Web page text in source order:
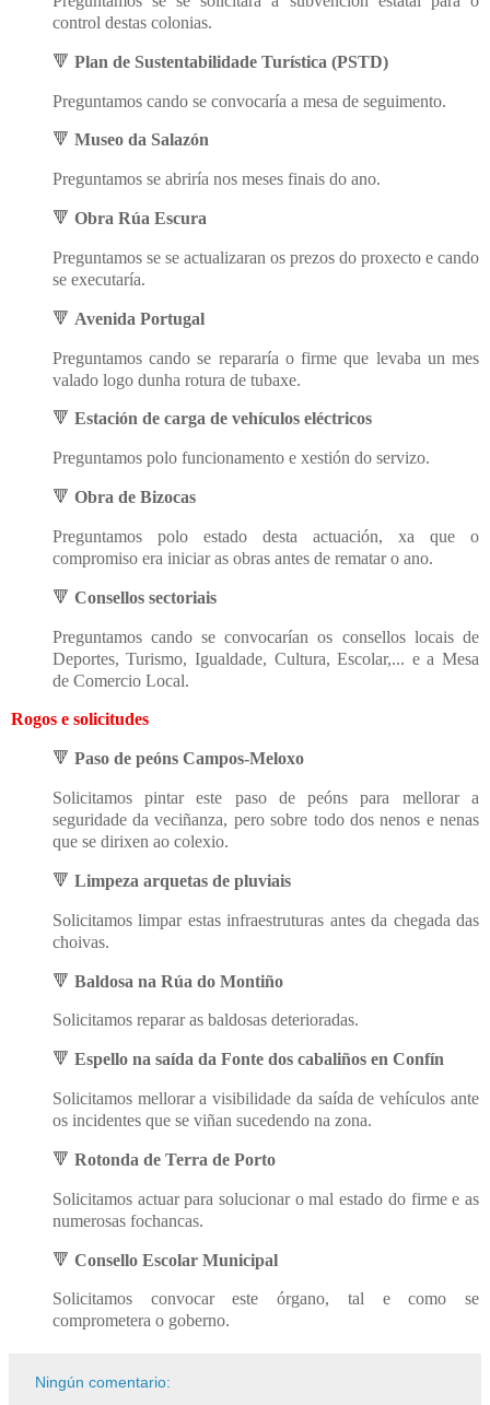
control destas colonias.
🔻 Plan de Sustentabilidade Turística (PSTD)
Preguntamos cando se convocaría a mesa de seguimento.
🔻 Museo da Salazón
Preguntamos se abriría nos meses finais do ano.
🔻 Obra Rúa Escura
Preguntamos se se actualizaran os prezos do proxecto e cando
se executaría.
🔻 Avenida Portugal
Preguntamos cando se repararía o firme que levaba un mes
valado logo dunha rotura de tubaxe.
🔻 Estación de carga de vehículos eléctricos
Preguntamos polo funcionamento e xestión do servizo.
🔻 Obra de Bizocas
Preguntamos polo estado desta actuación, xa que o
compromiso era iniciar as obras antes de rematar o ano.
🔻 Consellos sectoriais
Preguntamos cando se convocarían os consellos locais de
Deportes, Turismo, Igualdade, Cultura, Escolar,... e a Mesa
de Comercio Local.
Rogos e solicitudes
🔻 Paso de peóns Campos-Meloxo
Solicitamos pintar este paso de peóns para mellorar a
seguridade da veciñanza, pero sobre todo dos nenos e nenas
que se dirixen ao colexio.
🔻 Limpeza arquetas de pluviais
Solicitamos limpar estas infraestruturas antes da chegada das
choivas.
🔻 Baldosa na Rúa do Montiño
Solicitamos reparar as baldosas deterioradas.
🔻 Espello na saída da Fonte dos cabaliños en Confín
Solicitamos mellorar a visibilidade da saída de vehículos ante
os incidentes que se viñan sucedendo na zona.
🔻 Rotonda de Terra de Porto
Solicitamos actuar para solucionar o mal estado do firme e as
numerosas fochancas.
🔻 Consello Escolar Municipal
Solicitamos convocar este órgano, tal e como se
comprometera o goberno.
Ningún comentario: